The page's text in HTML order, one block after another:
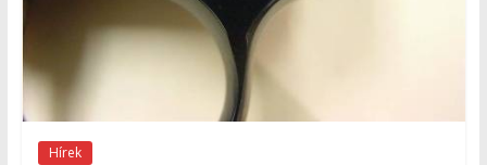
Hírek